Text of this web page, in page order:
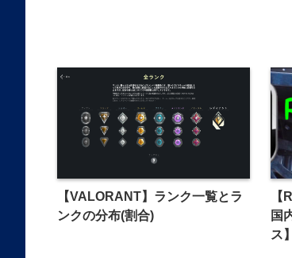
【VALORANT】ランク一覧とラ
ンクの分布(割合)
国
ス】